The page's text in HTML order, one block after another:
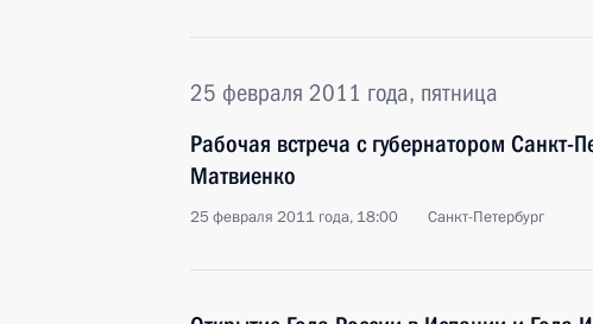
25 февраля 2011 года, пятница
Рабочая встреча с губернатором Санкт-
Матвиенко
25 февраля 2011 года, 18:00 Санкт-Петербург